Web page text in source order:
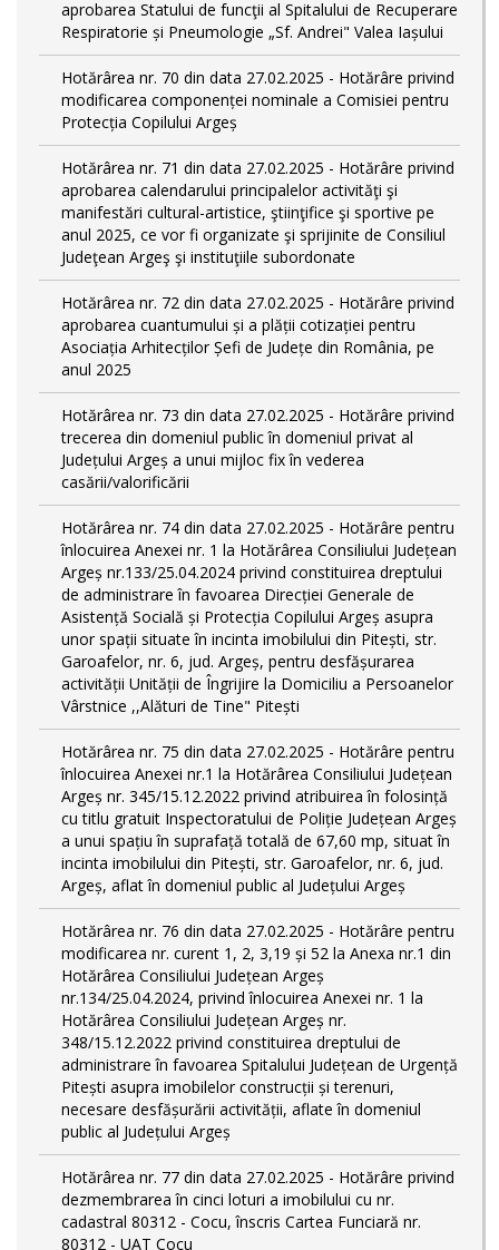
aprobarea Statului de funcţii al Spitalului de Recuperare
Respiratorie și Pneumologie „Sf. Andrei" Valea Iașului
Hotărârea nr. 70 din data 27.02.2025 - Hotărâre privind
modificarea componenței nominale a Comisiei pentru
Protecția Copilului Argeș
Hotărârea nr. 71 din data 27.02.2025 - Hotărâre privind
aprobarea calendarului principalelor activităţi şi
manifestări cultural-artistice, ştiinţifice şi sportive pe
anul 2025, ce vor fi organizate şi sprijinite de Consiliul
Judeţean Argeş şi instituţiile subordonate
Hotărârea nr. 72 din data 27.02.2025 - Hotărâre privind
aprobarea cuantumului și a plății cotizației pentru
Asociația Arhitecților Șefi de Județe din România, pe
anul 2025
Hotărârea nr. 73 din data 27.02.2025 - Hotărâre privind
trecerea din domeniul public în domeniul privat al
Județului Argeș a unui mijloc fix în vederea
casării/valorificării
Hotărârea nr. 74 din data 27.02.2025 - Hotărâre pentru
înlocuirea Anexei nr. 1 la Hotărârea Consiliului Județean
Argeș nr.133/25.04.2024 privind constituirea dreptului
de administrare în favoarea Direcției Generale de
Asistență Socială și Protecția Copilului Argeș asupra
unor spații situate în incinta imobilului din Pitești, str.
Garoafelor, nr. 6, jud. Argeș, pentru desfășurarea
activității Unității de Îngrijire la Domiciliu a Persoanelor
Vârstnice ,,Alături de Tine" Pitești
Hotărârea nr. 75 din data 27.02.2025 - Hotărâre pentru
înlocuirea Anexei nr.1 la Hotărârea Consiliului Județean
Argeș nr. 345/15.12.2022 privind atribuirea în folosință
cu titlu gratuit Inspectoratului de Poliție Județean Argeș
a unui spațiu în suprafață totală de 67,60 mp, situat în
incinta imobilului din Pitești, str. Garoafelor, nr. 6, jud.
Argeș, aflat în domeniul public al Județului Argeș
Hotărârea nr. 76 din data 27.02.2025 - Hotărâre pentru
modificarea nr. curent 1, 2, 3,19 și 52 la Anexa nr.1 din
Hotărârea Consiliului Județean Argeș
nr.134/25.04.2024, privind înlocuirea Anexei nr. 1 la
Hotărârea Consiliului Județean Argeș nr.
348/15.12.2022 privind constituirea dreptului de
administrare în favoarea Spitalului Județean de Urgență
Pitești asupra imobilelor construcții și terenuri,
necesare desfășurării activității, aflate în domeniul
public al Județului Argeș
Hotărârea nr. 77 din data 27.02.2025 - Hotărâre privind
dezmembrarea în cinci loturi a imobilului cu nr.
cadastral 80312 - Cocu, înscris Cartea Funciară nr.
80312 - UAT Cocu